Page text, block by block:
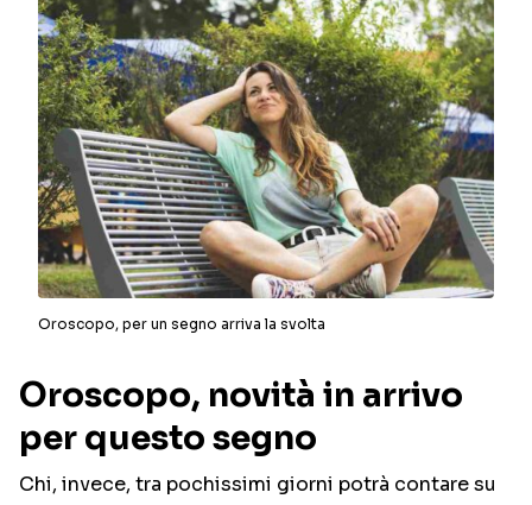
Oroscopo, per un segno arriva la svolta
Oroscopo, novità in arrivo
per questo segno
Chi, invece, tra pochissimi giorni potrà contare su